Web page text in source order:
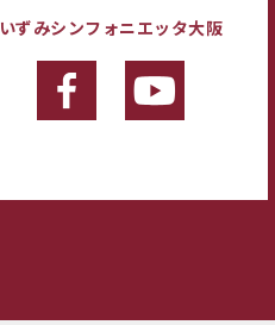
いずみシンフォニエッタ大阪